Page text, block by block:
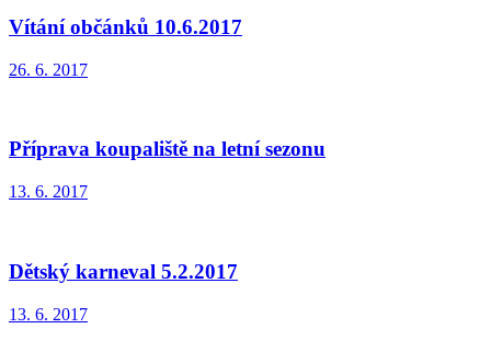
Vítání občánků 10.6.2017
26. 6. 2017
Příprava koupaliště na letní sezonu
13. 6. 2017
Dětský karneval 5.2.2017
13. 6. 2017